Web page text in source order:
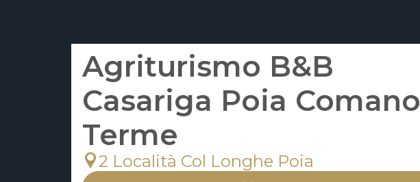
Agriturismo B&B
Casariga Poia Comano
Terme
2 Località Col Longhe Poia